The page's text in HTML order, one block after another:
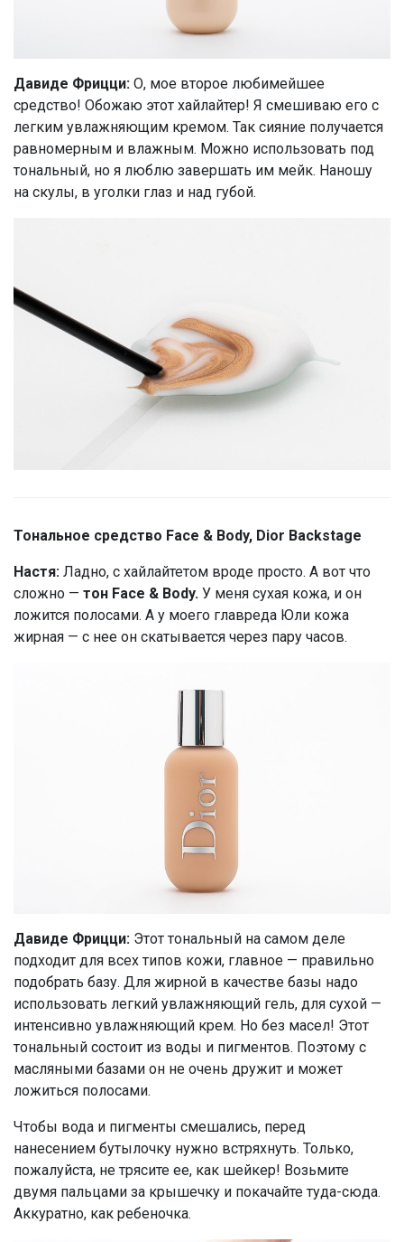
Давиде Фрицци: О, мое второе любимейшее
средство! Обожаю этот хайлайтер! Я смешиваю его с
легким увлажняющим кремом. Так сияние получается
равномерным и влажным. Можно использовать под
тональный, но я люблю завершать им мейк. Наношу
на скулы, в уголки глаз и над губой.
Тональное средство Face & Body, Dior Backstage
Настя: Ладно, c хайлайтетом вроде просто. А вот что
сложно — тон Face & Body. У меня сухая кожа, и он
ложится полосами. А у моего главреда Юли кожа
жирная — с нее он скатывается через пару часов.
Давиде Фрицци: Этот тональный на самом деле
подходит для всех типов кожи, главное — правильно
подобрать базу. Для жирной в качестве базы надо
использовать легкий увлажняющий гель, для сухой —
интенсивно увлажняющий крем. Но без масел! Этот
тональный состоит из воды и пигментов. Поэтому с
масляными базами он не очень дружит и может
ложиться полосами.
Чтобы вода и пигменты смешались, перед
нанесением бутылочку нужно встряхнуть. Только,
пожалуйста, не трясите ее, как шейкер! Возьмите
двумя пальцами за крышечку и покачайте туда-сюда.
Аккуратно, как ребеночка.